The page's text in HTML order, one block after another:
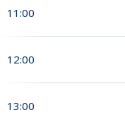
11:00
12:00
13:00